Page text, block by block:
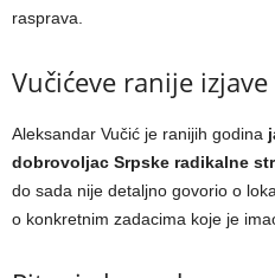
rasprava.
Vučićeve ranije izjave
Aleksandar Vučić je ranijih godina
dobrovoljac Srpske radikalne
do sada nije detaljno govorio o
o konkretnim zadacima koje je